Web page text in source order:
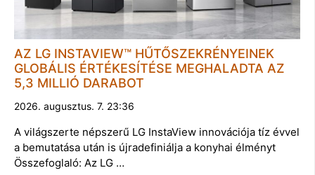
AZ LG INSTAVIEW™ HŰTŐSZEKRÉNYEINEK
GLOBÁLIS ÉRTÉKESÍTÉSE MEGHALADTA AZ
5,3 MILLIÓ DARABOT
2026. augusztus. 7. 23:36
A világszerte népszerű LG InstaView innovációja tíz évvel
a bemutatása után is újradefiniálja a konyhai élményt
Összefoglaló: Az LG …